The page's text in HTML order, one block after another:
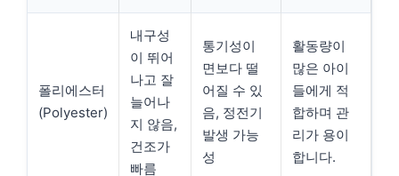
폴리에스터
(Polyester)
내구성
이 뛰어
나고 잘
늘어나
지 않음,
건조가
빠름
통기성이
면보다 떨
어질 수 있
음, 정전기
발생 가능
성
활동량이
많은 아이
들에게 적
합하며 관
리가 용이
합니다.